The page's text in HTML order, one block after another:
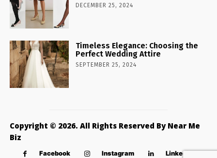
DECEMBER 25, 2024
Timeless Elegance: Choosing the
Perfect Wedding Attire
SEPTEMBER 25, 2024
Copyright © 2026. All Rights Reserved By Near Me
Biz
Facebook Instagram Linkedin